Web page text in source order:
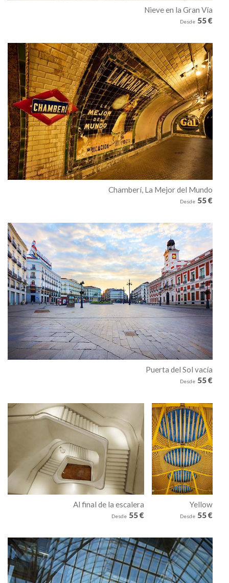
Nieve en la Gran Vía
Desde 55 €
Chamberí, La Mejor del Mundo
Desde 55 €
Puerta del Sol vacía
Desde 55 €
Al final de la escalera
Desde 55 €
Yellow
architecture
Desde 55 €